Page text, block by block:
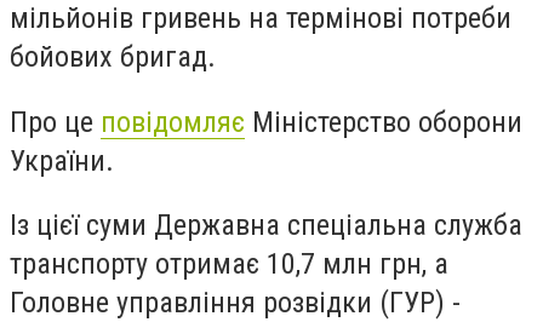
мільйонів гривень на термінові потреби
бойових бригад.
Про це повідомляє Міністерство оборони
України.
Із цієї суми Державна спеціальна служба
транспорту отримає 10,7 млн грн, а
Головне управління розвідки (ГУР) -